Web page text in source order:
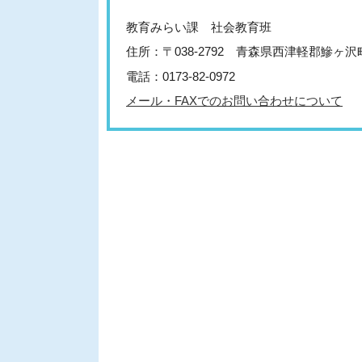
教育みらい課 社会教育班
住所：〒038-2792 青森県西津軽郡鰺ヶ沢
電話：0173-82-0972
メール・FAXでのお問い合わせについて